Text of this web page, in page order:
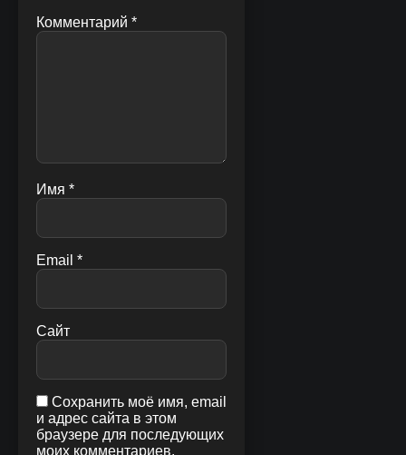
Комментарий *
Имя *
Email *
Сайт
Сохранить моё имя, email
и адрес сайта в этом
браузере для последующих
моих комментариев.